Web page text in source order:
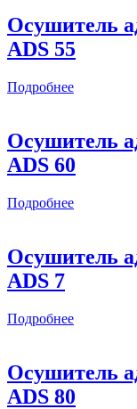
Осушитель
ADS 55
Подробнее
Осушитель
ADS 60
Подробнее
Осушитель
ADS 7
Подробнее
Осушитель
ADS 80